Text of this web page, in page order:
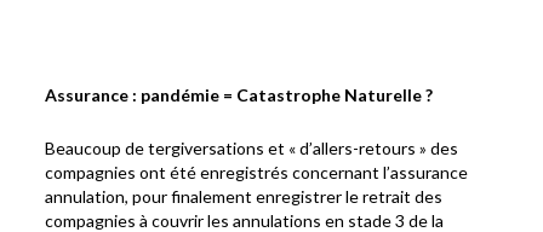
Assurance : pandémie = Catastrophe Naturelle ?
Beaucoup de tergiversations et « d’allers-retours » des
compagnies ont été enregistrés concernant l’assurance
annulation, pour finalement enregistrer le retrait des
compagnies à couvrir les annulations en stade 3 de la